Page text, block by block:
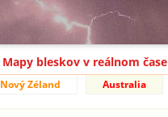
Mapy bleskov v reálnom čase
Nový Zéland Australia